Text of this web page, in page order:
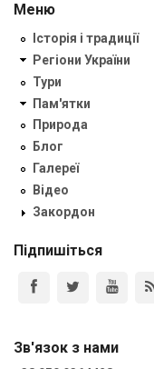
Меню
Історія і традиції
Регіони України
Тури
Пам'ятки
Природа
Блог
Галереї
Відео
Закордон
Підпишіться
Зв'язок з нами